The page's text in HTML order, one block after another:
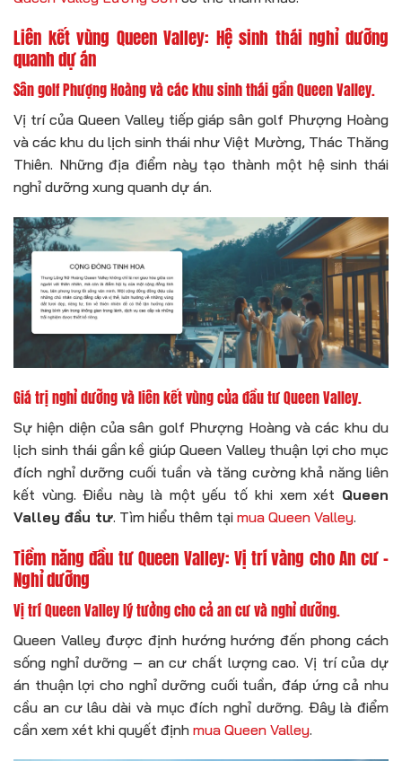
Liên kết vùng Queen Valley: Hệ sinh thái nghỉ dưỡng
quanh dự án
Sân golf Phượng Hoàng và các khu sinh thái gần Queen Valley.
Vị trí của Queen Valley tiếp giáp sân golf Phượng Hoàng
và các khu du lịch sinh thái như Việt Mường, Thác Thăng
Thiên. Những địa điểm này tạo thành một hệ sinh thái
nghỉ dưỡng xung quanh dự án.
Giá trị nghỉ dưỡng và liên kết vùng của đầu tư Queen Valley.
Sự hiện diện của sân golf Phượng Hoàng và các khu du
lịch sinh thái gần kề giúp Queen Valley thuận lợi cho mục
đích nghỉ dưỡng cuối tuần và tăng cường khả năng liên
kết vùng. Điều này là một yếu tố khi xem xét Queen
Valley đầu tư. Tìm hiểu thêm tại mua Queen Valley.
Tiềm năng đầu tư Queen Valley: Vị trí vàng cho An cư –
Nghỉ dưỡng
Vị trí Queen Valley lý tưởng cho cả an cư và nghỉ dưỡng.
Queen Valley được định hướng hướng đến phong cách
sống nghỉ dưỡng – an cư chất lượng cao. Vị trí của dự
án thuận lợi cho nghỉ dưỡng cuối tuần, đáp ứng cả nhu
cầu an cư lâu dài và mục đích nghỉ dưỡng. Đây là điểm
cần xem xét khi quyết định mua Queen Valley.